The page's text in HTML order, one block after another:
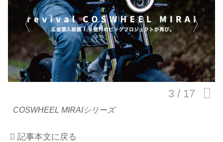
電動バイク
電動キックボード
ライフスタイル
テクノロジー
COSWHEEL MIRAIシリーズ
記事本文に戻る